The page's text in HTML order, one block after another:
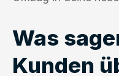
Was
Kunden